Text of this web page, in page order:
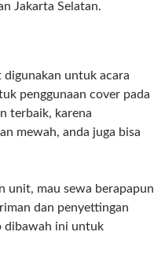
Jakarta Selatan.
untuk acara
penggunaan cover pada
terbaik, karena
mewah, anda juga bisa
unit, mau sewa berapapun
dan penyettingan
dibawah ini untuk